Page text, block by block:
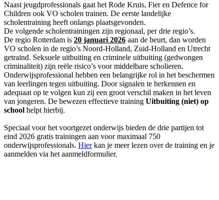
Naast jeugdprofessionals gaat het Rode Kruis, Fier en Defence for
Children ook VO scholen trainen. De eerste landelijke
scholentraining heeft onlangs plaatsgevonden.
De volgende scholentrainingen zijn regionaal, per drie regio’s.
De regio Rotterdam is 20 januari 2026 aan de beurt, dan worden
VO scholen in de regio’s Noord-Holland, Zuid-Holland en Utrecht
getraind. Seksuele uitbuiting en criminele uitbuiting (gedwongen
criminaliteit) zijn reële risico’s voor middelbare scholieren.
Onderwijsprofessional hebben een belangrijke rol in het beschermen
van leerlingen tegen uitbuiting. Door signalen te herkennen en
adequaat op te volgen kun zij een groot verschil maken in het leven
van jongeren. De bewezen effectieve training Uitbuiting (niet) op
school helpt hierbij.
Speciaal voor het voortgezet onderwijs bieden de drie partijen tot
eind 2026 gratis trainingen aan voor maximaal 750
onderwijsprofessionals. Hierkan je meer lezen over de training en je
aanmelden via het aanmeldformulier.